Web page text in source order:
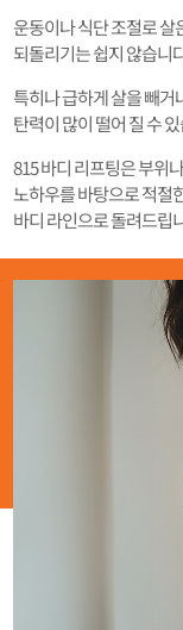
운동이나 식단 조절로 살
되돌리기는 쉽지 않습니
특히나 급하게 살을 빼
탄력이 많이 떨어 질 수
815 바디 리프팅은 부위
노하우를 바탕으로 적절
바디 라인으로 돌려드립